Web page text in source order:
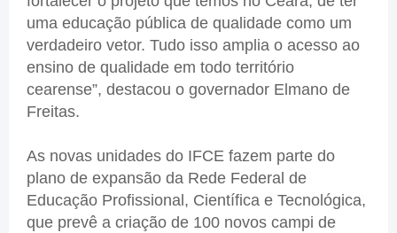
uma educação pública de qualidade como um
verdadeiro vetor. Tudo isso amplia o acesso ao
ensino de qualidade em todo território
cearense”, destacou o governador Elmano de
Freitas.
As novas unidades do IFCE fazem parte do
plano de expansão da Rede Federal de
Educação Profissional, Científica e Tecnológica,
que prevê a criação de 100 novos campi de